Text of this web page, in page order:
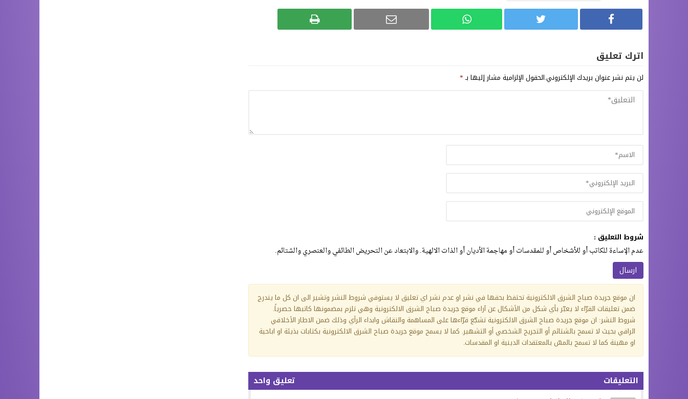
اترك تعليق
لن يتم نشر عنوان بريدك الإلكتروني.الحقول الإلزامية مشار إليها بـ*
شروط التعليق :
عدم الإساءة للكاتب أو للأشخاص أو للمقدسات أو مهاجمة الأديان أو الذات الالهية. والابتعاد عن التحريض الطائفي والعنصري والشتائم.
ان موقع جريدة صباح الشرق الالكترونية تحتفظ بحقها في نشر او عدم نشر اي تعليق لا يستوفي شروط النشر وتشير الى ان كل ما يندرج
ضمن تعليقات القرّاء لا يعبّر بأي شكل من الأشكال عن آراء موقع جريدة صباح الشرق الالكترونية وهي تلزم بمضمونها كاتبها حصرياً.
شروط النشر: ان موقع جريدة صباح الشرق الالكترونية تشجّع قرّاءها على المساهمة والنقاش وابداء الرأي وذلك ضمن الاطار الأخلاقي
الراقي بحيث لا تسمح بالشتائم أو التجريح الشخصي أو التشهير. كما لا يسمح موقع جريدة صباح الشرق الالكترونية بكتابات بذيئة او اباحية
او مهينة كما لا تسمح بالمسّ بالمعتقدات الدينية او المقدسات.
التعليقات تعليق واحد